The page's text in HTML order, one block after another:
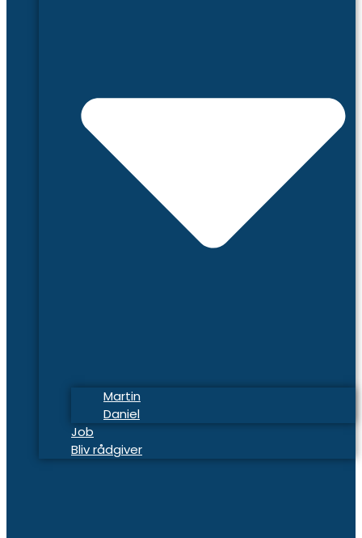
Martin
Daniel
Job
Bliv rådgiver